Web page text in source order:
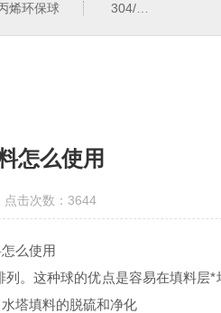
烯环保球 304/316L金属共轭环
怎么使用
击次数：3644
么使用
。这种球的优点是容易在填料层
塔填料的脱硫和净化